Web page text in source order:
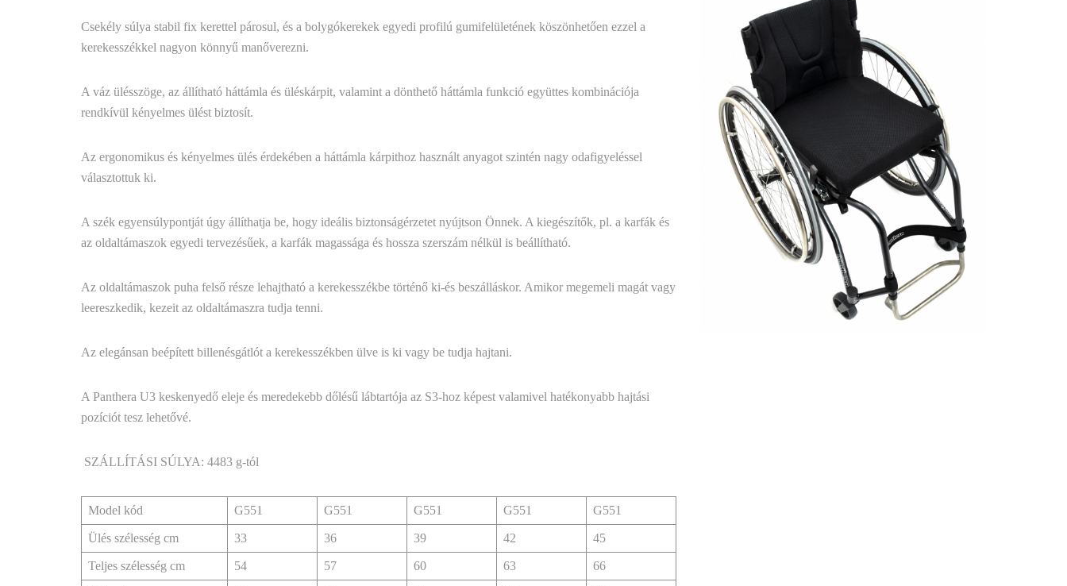
Csekély súlya stabil fix kerettel párosul, és a bolygókerekek egyedi profilú gumifelületének köszönhetően ezzel a
kerekesszékkel nagyon könnyű manőverezni.
A váz ülésszöge, az állítható háttámla és üléskárpit, valamint a dönthető háttámla funkció együttes kombinációja
rendkívül kényelmes ülést biztosít.
Az ergonomikus és kényelmes ülés érdekében a háttámla kárpithoz használt anyagot szintén nagy odafigyeléssel
választottuk ki.
A szék egyensúlypontját úgy állíthatja be, hogy ideális biztonságérzetet nyújtson Önnek. A kiegészítők, pl. a karfák és
az oldaltámaszok egyedi tervezésűek, a karfák magassága és hossza szerszám nélkül is beállítható.
Az oldaltámaszok puha felső része lehajtható a kerekesszékbe történő ki-és beszálláskor. Amikor megemeli magát vagy
leereszkedik, kezeit az oldaltámaszra tudja tenni.
Az elegánsan beépített billenésgátlót a kerekesszékben ülve is ki vagy be tudja hajtani.
A Panthera U3 keskenyedő eleje és meredekebb dőlésű lábtartója az S3-hoz képest valamivel hatékonyabb hajtási
pozíciót tesz lehetővé.
SZÁLLÍTÁSI SÚLYA: 4483 g-tól
Model kód G551 G551 G551 G551 G551
Ülés szélesség cm 33 36 39 42 45
Teljes szélesség cm 54 57 60 63 66